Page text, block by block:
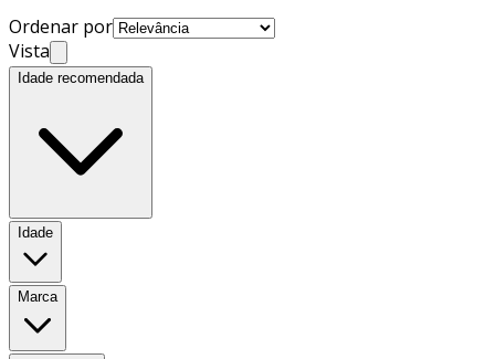
Ordenar por
Vista
Idade recomendada
Idade
Marca